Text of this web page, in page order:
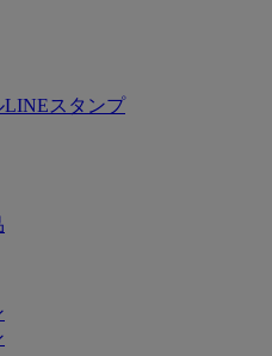
LINEスタンプ